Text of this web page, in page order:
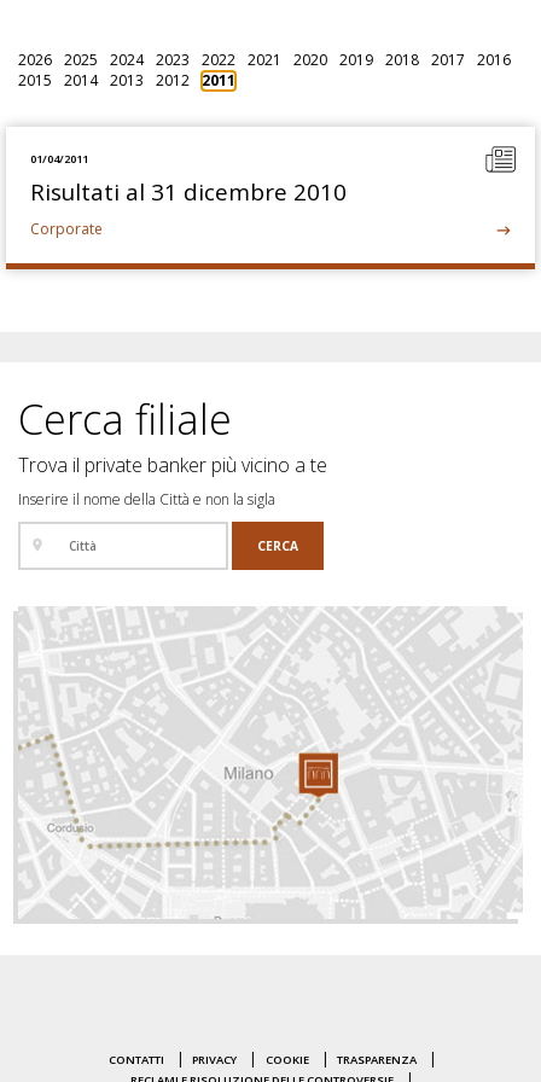
2026 2025 2024 2023 2022 2021 2020 2019 2018 2017
2016
2015
2014 2013 2012 2011
01/04/2011
Risultati al 31 dicembre 2010
Corporate
Cerca filiale
Trova il private banker più vicino a te
Inserire il nome della Città e non la sigla
CONTATTI PRIVACY COOKIE
TRASPARENZA